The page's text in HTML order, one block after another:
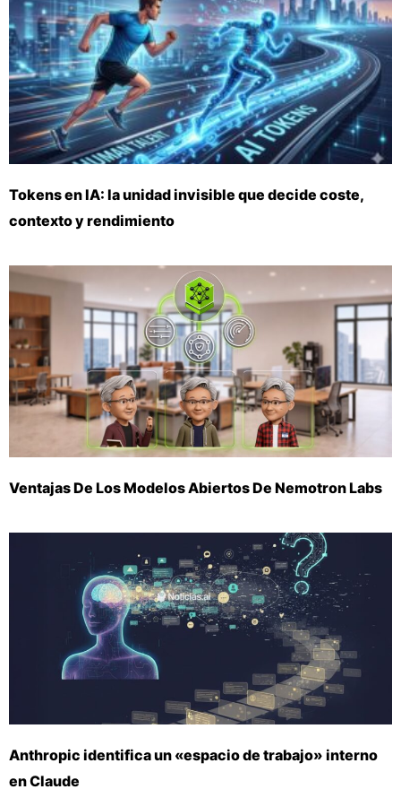
Tokens en IA: la unidad invisible que decide coste,
contexto y rendimiento
Ventajas De Los Modelos Abiertos De Nemotron Labs
Anthropic identifica un «espacio de trabajo» interno
en Claude